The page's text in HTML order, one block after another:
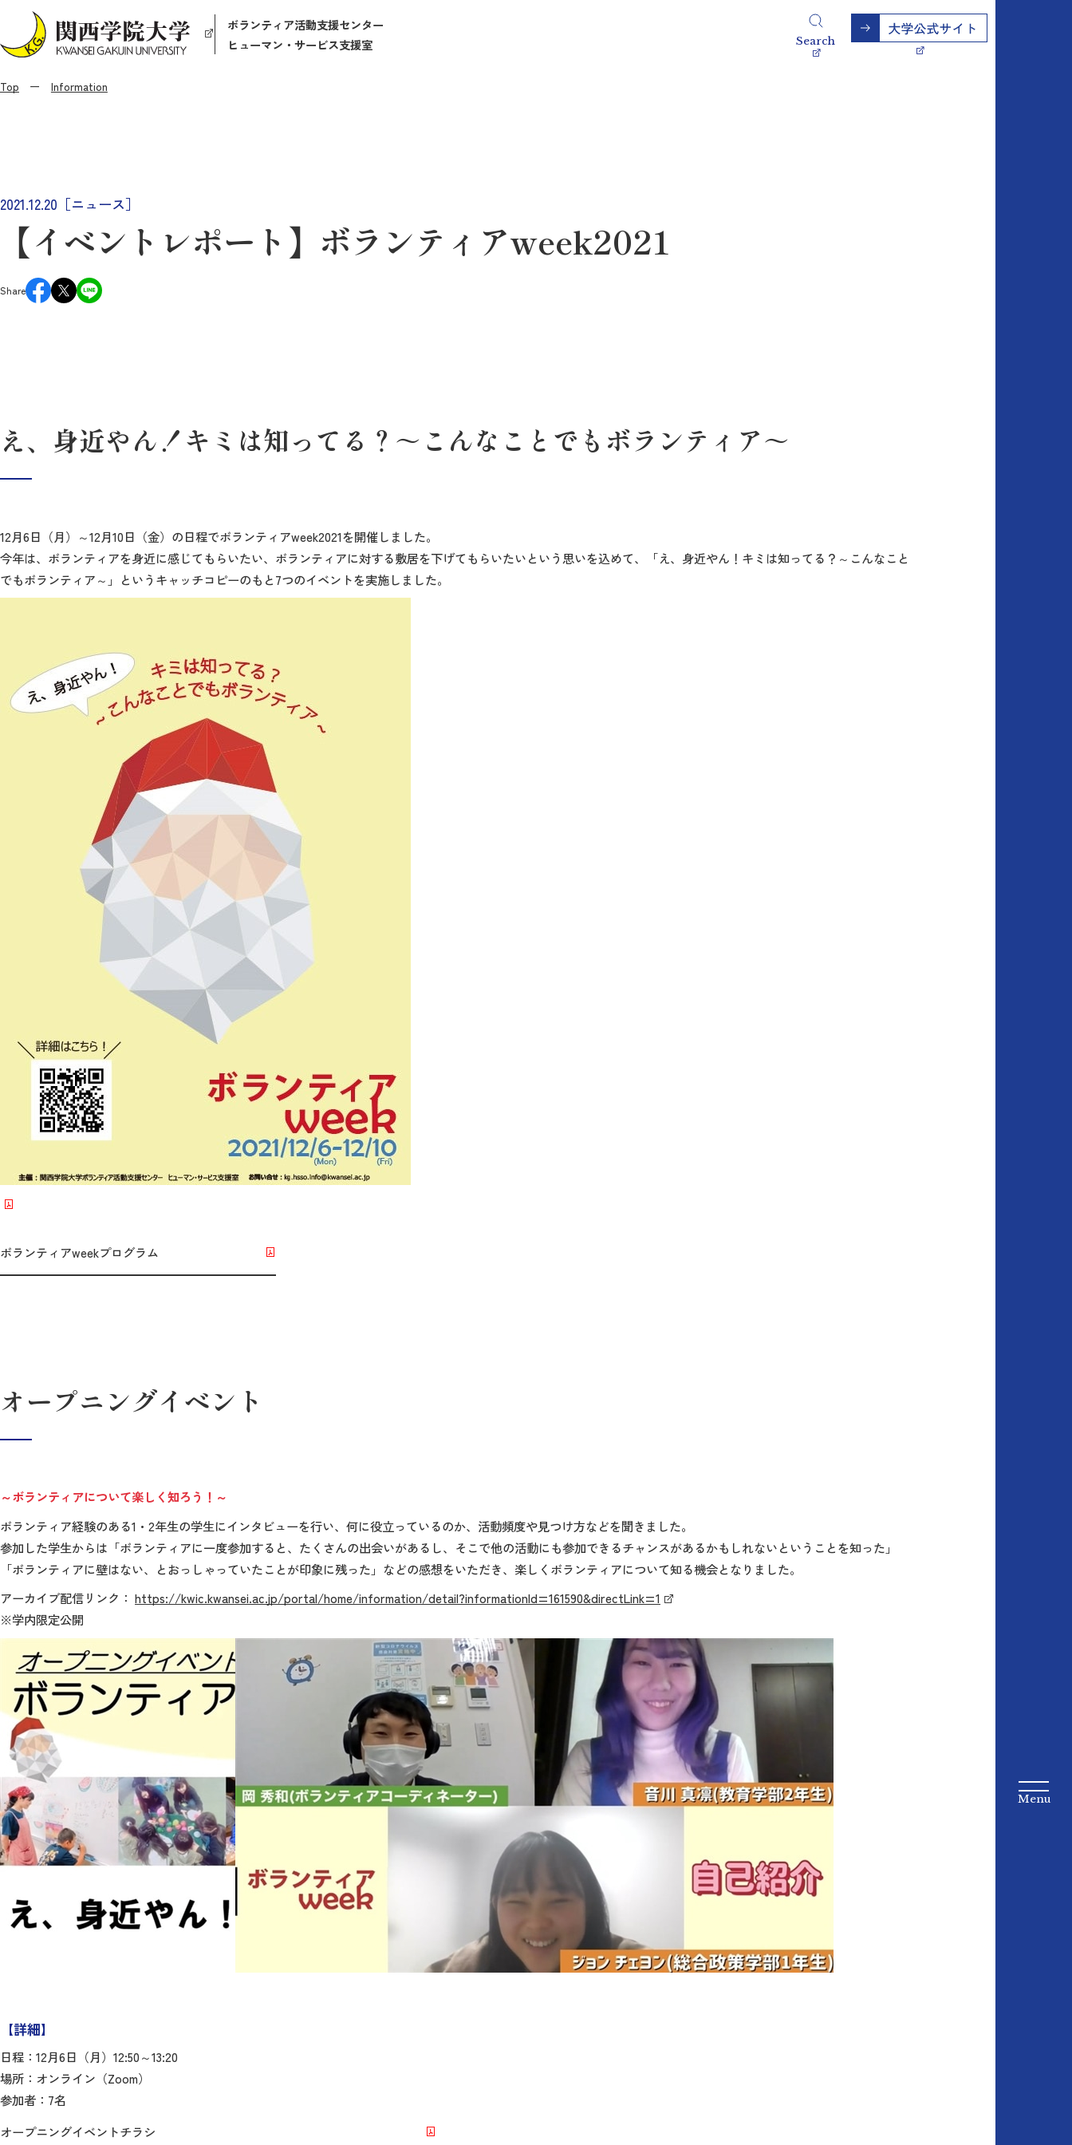
ボランティア活動支援センター
ヒューマン・サービス支援室
Search
Top Information
2021.12.20［ニュース］
【イベントレポート】ボランティアweek2021
Share
え、身近やん！キミは知ってる？～こんなことでもボランティア～
12月6日（月）～12月10日（金）の日程でボランティアweek2021を開催しました。
今年は、ボランティアを身近に感じてもらいたい、ボランティアに対する敷居を下げてもらいたいという思いを込めて、「え、身近やん！キミは知ってる？～こんなこと
でもボランティア～」というキャッチコピーのもと7つのイベントを実施しました。
ボランティアweekプログラム
オープニングイベント
～ボランティアについて楽しく知ろう！～
ボランティア経験のある1・2年生の学生にインタビューを行い、何に役立っているのか、活動頻度や見つけ方などを聞きました。
参加した学生からは「ボランティアに一度参加すると、たくさんの出会いがあるし、そこで他の活動にも参加できるチャンスがあるかもしれないということを知った」
「ボランティアに壁はない、とおっしゃっていたことが印象に残った」などの感想をいただき、楽しくボランティアについて知る機会となりました。
アーカイブ配信リンク： https://kwic.kwansei.ac.jp/portal/home/information/detail?informationId=161590&directLink=1
※学内限定公開
【詳細】
日程：12月6日（月）12:50～13:20
場所：オンライン（Zoom）
参加者：7名
オープニングイベントチラシ